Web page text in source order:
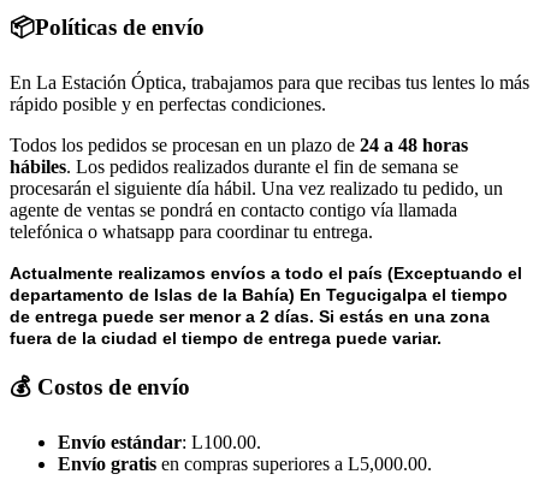
📦Políticas de envío
En La Estación Óptica, trabajamos para que recibas tus lentes lo más
rápido posible y en perfectas condiciones.
Todos los pedidos se procesan en un plazo de 24 a 48 horas
hábiles. Los pedidos realizados durante el fin de semana se
procesarán el siguiente día hábil. Una vez realizado tu pedido, un
agente de ventas se pondrá en contacto contigo vía llamada
telefónica o whatsapp para coordinar tu entrega.
Actualmente realizamos envíos a todo el país (Exceptuando el
departamento de Islas de la Bahía) En Tegucigalpa el tiempo
de entrega puede ser menor a 2 días. Si estás en una zona
fuera de la ciudad el tiempo de entrega puede variar.
💰 Costos de envío
Envío estándar: L100.00.
Envío gratis en compras superiores a L5,000.00.